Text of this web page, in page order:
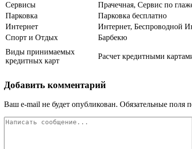
Сервисы
Прачечная, Сервис по
Парковка
Парковка бесплатно
Интернет
Интернет, Беспроводной
Спорт и Отдых
Барбекю
Виды принимаемых
кредитных карт
Расчет кредитными
Добавить комментарий
Ваш e-mail не будет опубликован. Обязательные поля